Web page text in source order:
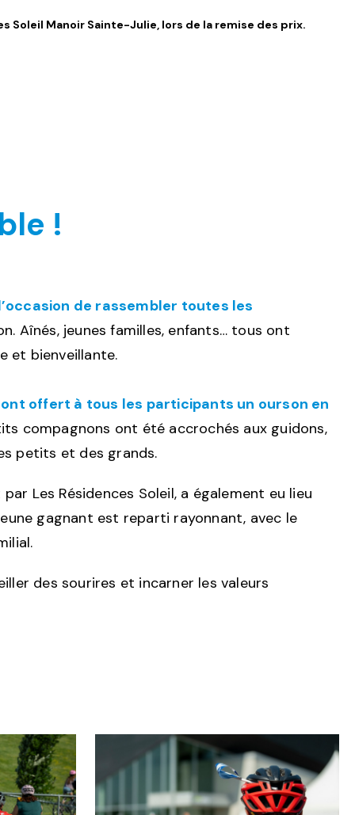
Soleil Manoir Sainte-Julie, lors de la remise des prix.
!
de rassembler toutes les
Aînés, jeunes familles, enfants… tous ont
et bienveillante.
ont offert à tous les participants un ourson en
compagnons ont été accrochés aux guidons,
petits et des grands.
Les Résidences Soleil, a également eu lieu
gagnant est reparti rayonnant, avec le
des sourires et incarner les valeurs